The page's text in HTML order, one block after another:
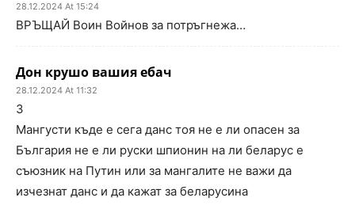
28.12.2024 At 15:24
ВРЪЩАЙ Воин Войнов за потръгнежа…
Дон крушо вашия ебач
28.12.2024 At 11:32
3
Мангусти къде е сега данс тоя не е ли опасен за
България не е ли руски шпионин на ли беларус е
съюзник на Путин или за мангалите не важи да
изчезнат данс и да кажат за беларусина